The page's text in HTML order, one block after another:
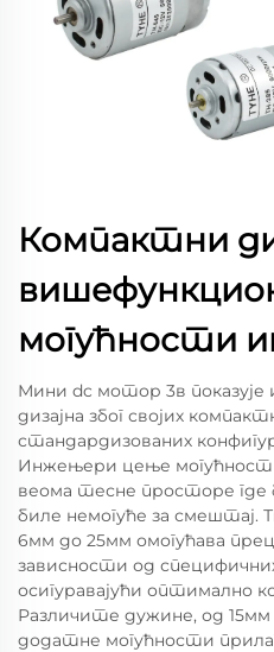
Компактни
могућности
Мини dc мотор 3в
дизајна због својих
стандардизованих
Инжењери цење
веома тесне просторе
биле немогуће за смештај.
6мм до 25мм омогућава
зависности од
осигуравајући оптимално
Различите дужине, од 15мм
додатне могућности